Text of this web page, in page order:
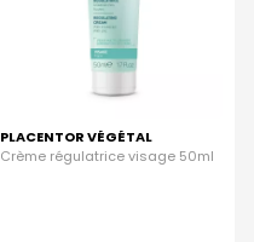
PLACENTOR VÉGÉTAL
Crème régulatrice visage 50ml